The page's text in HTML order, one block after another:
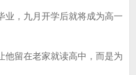
业，九月开学后就将成为高一
他留在老家就读高中，而是为